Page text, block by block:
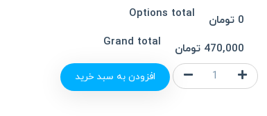
Options total
0 تومان
Grand total
470,000 تومان
چاپ
لیوان
افزودن به سبد خرید